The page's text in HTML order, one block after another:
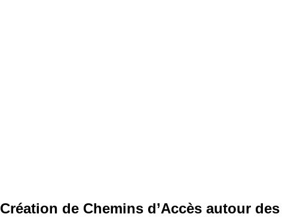
Création de Chemins d’Accès autour